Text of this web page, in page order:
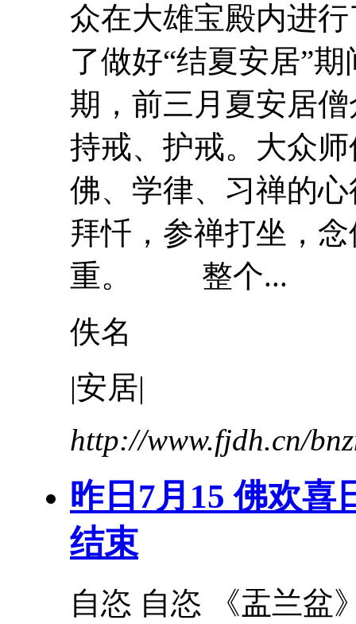
众在大雄宝殿内进
了做好“结夏安居”
期，前三月夏安居
持戒、 护戒。大众
佛、学律、习禅的
拜忏，参禅打坐，
重。 整个...
佚名
|安居|
http://www.fjdh.cn/
昨日7月15 佛欢喜
结束
自恣 自恣 《盂兰